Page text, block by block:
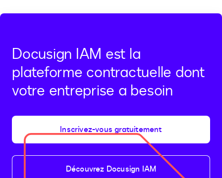
Docusign IAM est la
plateforme contractuelle dont
votre entreprise a besoin
Inscrivez-vous gratuitement
Découvrez Docusign IAM